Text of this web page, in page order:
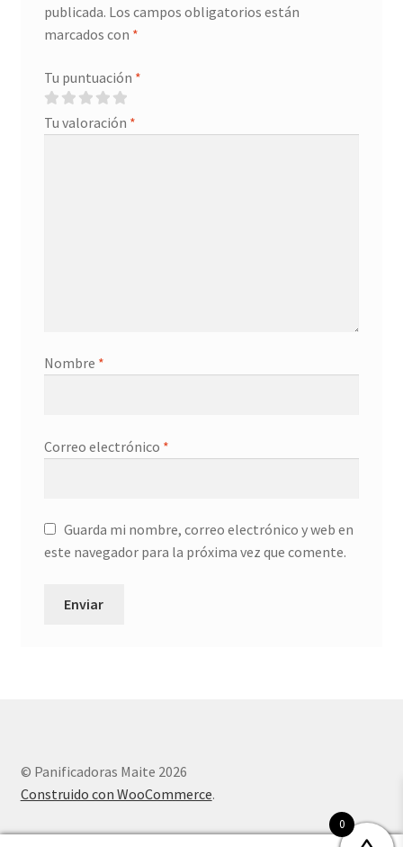
publicada. Los campos obligatorios están
marcados con *
Tu puntuación *
Tu valoración *
Nombre *
Correo electrónico *
Guarda mi nombre, correo electrónico y web en
este navegador para la próxima vez que comente.
© Panificadoras Maite 2026
Construido con WooCommerce.
0